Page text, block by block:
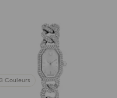
3 Couleurs